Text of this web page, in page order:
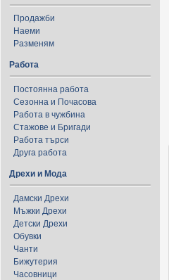
Продажби
Наеми
Разменям
Работа
Постоянна работа
Сезонна и Почасова
Работа в чужбина
Стажове и Бригади
Работа търси
Друга работа
Дрехи и Мода
Дамски Дрехи
Мъжки Дрехи
Детски Дрехи
Обувки
Чанти
Бижутерия
Часовници